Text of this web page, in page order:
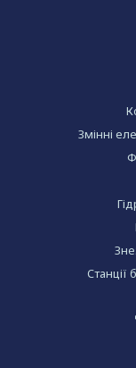
Змінні
Станції